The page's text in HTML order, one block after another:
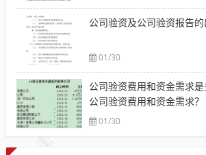
公司验资及公司验资报告
01/30
公司验资费用和资金需求
公司验资费用和资金需求？
01/30